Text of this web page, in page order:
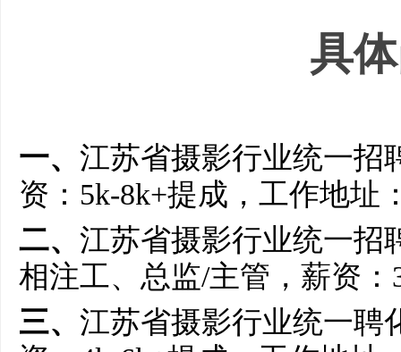
具
一、 江苏省摄影行业统一招
资：5k-8k+提成，工作地址
二、 江苏省摄影行业统一招
相注工、总监/主管，薪资
三、 江苏省摄影行业统一聘